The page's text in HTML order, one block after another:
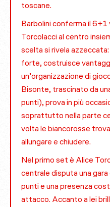
toscane.
Barbolini conferma il
Torcolacci al centro
scelta si rivela
forte, costruisce
un’organizzazione di
Bisonte, trascinato da
punti), prova in più
soprattutto nella parte
volta le biancorosse
allungare e chiudere.
Nel primo set è Alice
centrale disputa una
punti e una presenza
attacco. Accanto a lei